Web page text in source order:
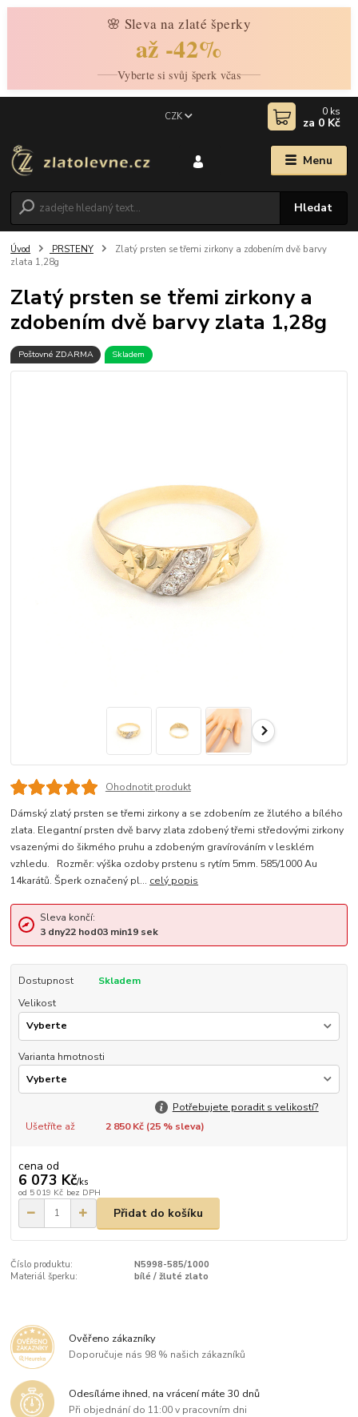
🌸 Sleva na zlaté šperky
až -42%
Vyberte si svůj šperk včas
Menu
CZK
Hledat
0 ks
za 0 Kč
Úvod PRSTENY
Zlatý prsten se třemi zirkony a zdobením dvě barvy
zlata 1,28g
Zlatý prsten se třemi zirkony a
zdobením dvě barvy zlata 1,28g
Poštovné ZDARMA Skladem
Ohodnotit produkt
Dámský zlatý prsten se třemi zirkony a se zdobením ze žlutého a bílého
zlata. Elegantní prsten dvě barvy zlata zdobený třemi středovými zirkony
vsazenými do šikmého pruhu a zdobeným gravírováním v lesklém
vzhledu. Rozměr: výška ozdoby prstenu s rytím 5mm. 585/1000 Au
14karátů. Šperk označený pl... celý popis
Sleva končí:
3 dny22hod03min18sek
Dostupnost
Skladem
Velikost
Varianta hmotnosti
Potřebujete poradit s velikostí?
Ušetříte až
2 850 Kč (25% sleva)
cena od
6 073 Kč/ks
od 5 019 Kč bez DPH
Přidat do košíku
Číslo produktu:
N5998-585/1000
Materiál šperku:
bílé / žluté zlato
Ověřeno zákazníky
Doporučuje nás 98 % našich zákazníků
Odesíláme ihned, na vrácení máte 30 dnů
Při objednání do 11:00 v pracovním dni